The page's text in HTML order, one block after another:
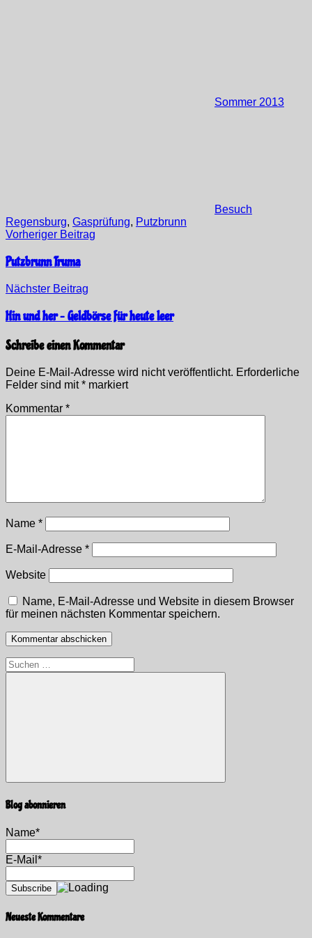
Sommer 2013
Besuch
Regensburg, Gasprüfung, Putzbrunn
Beitragsnavigation
Vorheriger Beitrag
Putzbrunn Truma
Nächster Beitrag
Hin und her – Geldbörse für heute leer
Schreibe einen Kommentar
Deine E-Mail-Adresse wird nicht veröffentlicht. Erforderliche
Felder sind mit* markiert
Kommentar *
Name *
E-Mail-Adresse *
Website
Name, E-Mail-Adresse und Website in diesem Browser
für meinen nächsten Kommentar speichern.
Suchen
nach:
Suchen
Blog abonnieren
Name*
E-Mail*
Neueste Kommentare